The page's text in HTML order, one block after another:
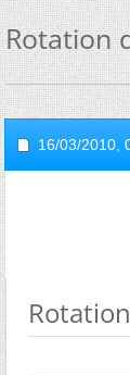
Rotation
16/03/2010,